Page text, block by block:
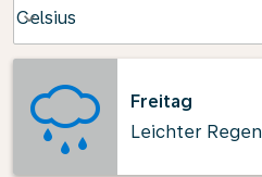
Celsius
keyboard_arrow_down
Freitag
Leichter Regen